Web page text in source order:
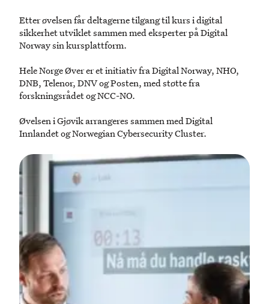
Etter øvelsen får deltagerne tilgang til kurs i digital
sikkerhet utviklet sammen med eksperter på Digital
Norway sin kursplattform.
Hele Norge Øver er et initiativ fra Digital Norway, NHO,
DNB, Telenor, DNV og Posten, med støtte fra
forskningsrådet og NCC-NO.
Øvelsen i Gjøvik arrangeres sammen med Digital
Innlandet og Norwegian Cybersecurity Cluster.